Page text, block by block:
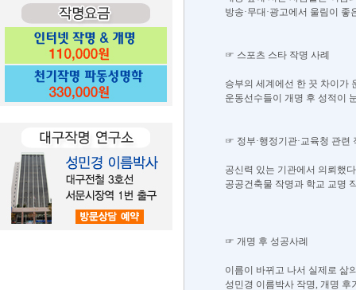
방송·무대·광고에서 울림이
☞ 스포츠 스타 작명 사례
승부의 세계에선 한 끗 차이가
운동선수들이 개명 후 성적이
☞ 정부·행정기관·교육청 관련
공신력 있는 기관에서 의뢰했
공공건축물 작명과 학교 교명
☞ 개명 후 성공사례
이름이 바뀌고 나서 실제로 삶
성민경 이름박사 작명, 개명 후